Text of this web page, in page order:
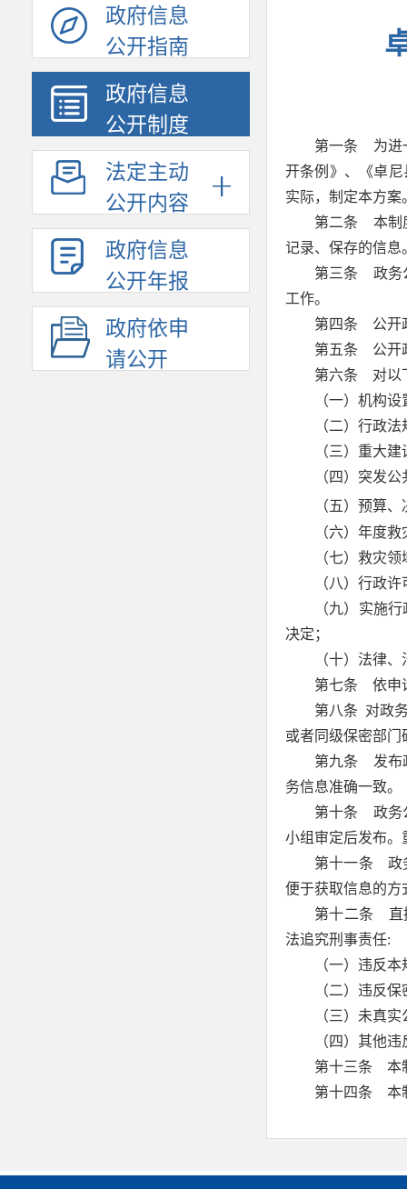
政府信息
公开指南
政府信息
公开制度
法定主动
公开内容
政府信息
公开年报
政府依申
请公开
第一条 为进
开条例》、《卓
实际，制定本方案
第二条 本制
记录、保存的信息
第三条 政务
工作。
第四条 公开
第五条 公开
第六条 对以
（一）机构
（二）行政
（三）重大
（四）突发
（五）预算
（六）年度
（七）救灾
（八）行政
（九）实施
决定；
（十）法律
第七条 依申
第八条 对政
或者同级保密部
第九条 发布
务信息准确一致。
第十条 政务
小组审定后发布。
第十一条 政
便于获取信息的方
第十二条 直
法追究刑事责任:
（一）违反
（二）违反
（三）未真
（四）其他
第十三条 本
第十四条 本